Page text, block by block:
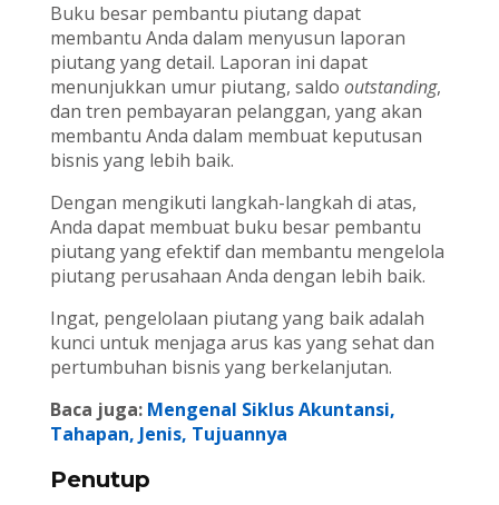
Buku besar pembantu piutang dapat
membantu Anda dalam menyusun laporan
piutang yang detail. Laporan ini dapat
menunjukkan umur piutang, saldo outstanding,
dan tren pembayaran pelanggan, yang akan
membantu Anda dalam membuat keputusan
bisnis yang lebih baik.
Dengan mengikuti langkah-langkah di atas,
Anda dapat membuat buku besar pembantu
piutang yang efektif dan membantu mengelola
piutang perusahaan Anda dengan lebih baik.
Ingat, pengelolaan piutang yang baik adalah
kunci untuk menjaga arus kas yang sehat dan
pertumbuhan bisnis yang berkelanjutan.
Baca juga: Mengenal Siklus Akuntansi,
Tahapan, Jenis, Tujuannya
Penutup